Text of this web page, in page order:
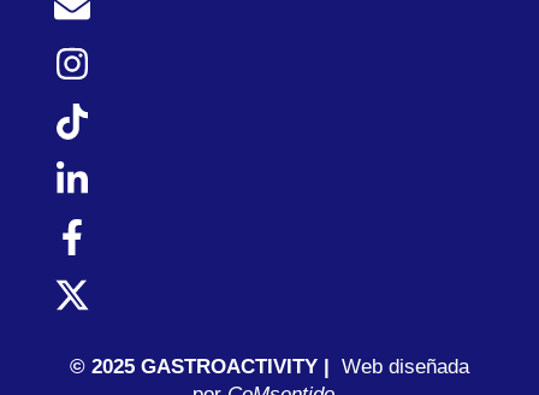
© 2025 GASTROACTIVITY |
Web diseñada